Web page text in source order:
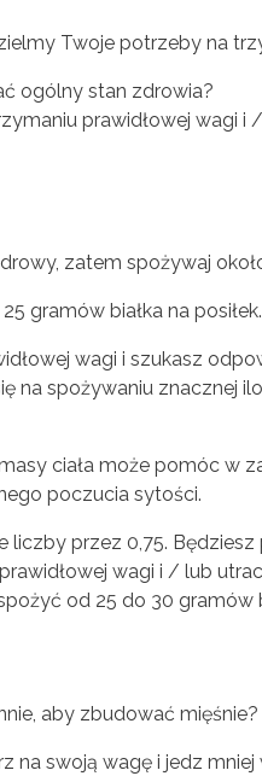
Twoje potrzeby na
ogólny stan zdrowia?
prawidłowej wagi i
zatem spożywaj
gramów białka na posiłek.
wagi i szukasz
spożywaniu znacznej
ciała może pomóc w
poczucia sytości.
przez 0,75.
wagi i / lub
od 25 do 30 gramów
aby zbudować mięśnie?
na swoją wagę i jedz